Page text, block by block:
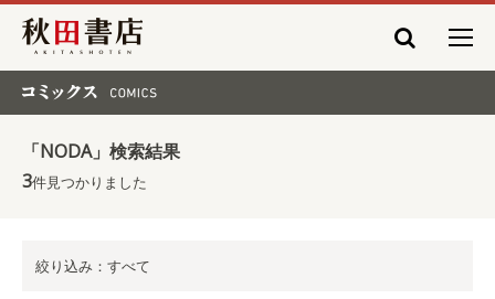
秋田書店
「NODA」検索結果
3件見つかりました
絞り込み：すべて